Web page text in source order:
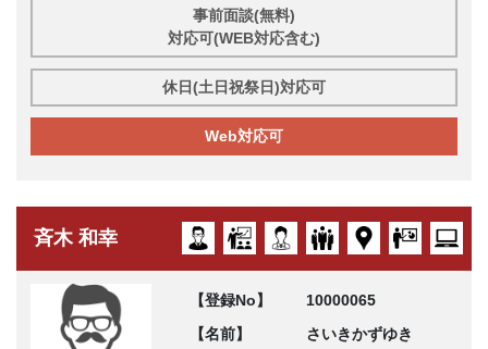
事前面談(無料)
対応可(WEB対応含む)
休日(土日祝祭日)対応可
Web対応可
斉木 和幸
【登録No】
10000065
【名前】
さいきかずゆき